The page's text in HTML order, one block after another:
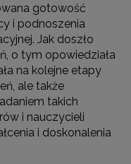
gotowość
i podnoszenia
Jak doszło
o tym opowiedziała
na kolejne etapy
ale także
takich
i nauczycieli
i doskonalenia